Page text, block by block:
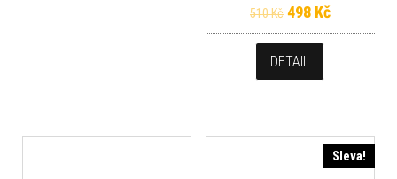
510Kč Původní cena
498 KčAktuální
DETAIL
Sleva!